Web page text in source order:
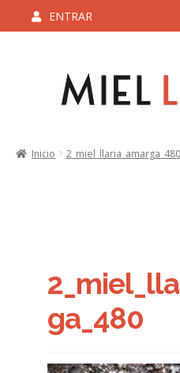
ENTRAR
contenido
ENVÍO Y
Finalizar
Inicio 2_miel_llaria_amarga_480
ga_480